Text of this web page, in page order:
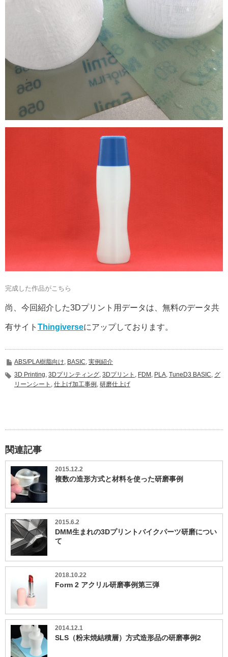
完成した作品がこちら
尚、今回紹介した3Dプリント用データは、無料のデータ共
有サイト Thingiverseにアップしております。
ABS/PLA樹脂向け, BASIC, 実例紹介
3D Printing, 3Dプリンティング, 3Dプリント , FDM , PLA, TuneD3 BASIC, グ
リーンシート , 仕上げ加工事例 , 研磨仕上げ
関連記事
2015.12.2
複数の造形方式と材料を使った研磨事例
2015.6.2
DMM生まれの3Dプリントバイクパーツ研磨につい
て
2018.10.22
Form 2 アクリル研磨事例第三弾
2014.12.1
SLS（粉末焼結積層）方式造形品の研磨事例2